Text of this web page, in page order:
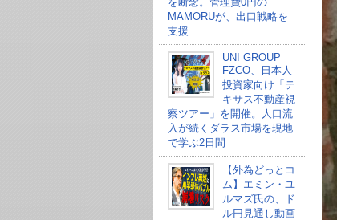
MAMORUが、出口戦略を
支援
UNI GROUP
FZCO、日本人
投資家向け「テ
キサス不動産視
察ツアー」を開催。人口流
入が続くダラス市場を現地
で学ぶ2日間
【外為どっとコ
ム】エミン・ユ
ルマズ氏の、ド
ル円見通し動画